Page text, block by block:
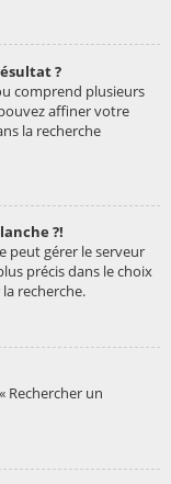
?
comprend plusieurs
affiner votre
la recherche
?!
peut gérer le serveur
précis dans le choix
recherche.
Rechercher un